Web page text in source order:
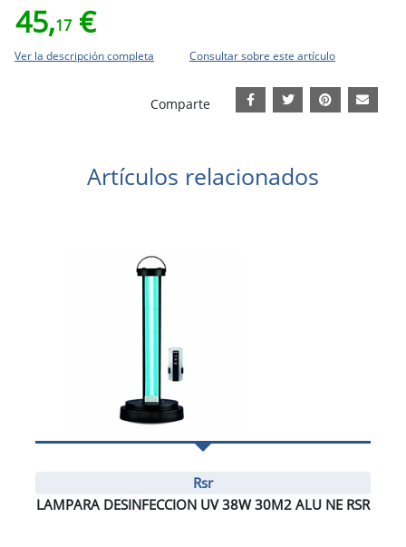
45,17 €
Ver la descripción completa Consultar sobre este artículo
Comparte
Artículos relacionados
Rsr
LAMPARA DESINFECCION UV 38W 30M2 ALU NE RSR